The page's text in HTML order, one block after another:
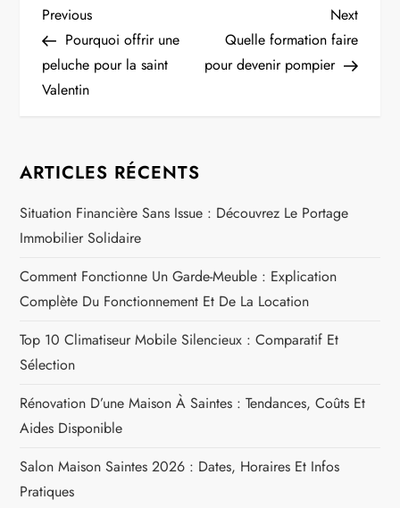
N
a
v
g
a
t
i
o
n
d
e
Previous
Post
Previous
Pourquoi offrir une
peluche pour la saint
Valentin
Next
Post
Next
Quelle formation faire
pour devenir pompier
ARTICLES RÉCENTS
Situation Financière Sans Issue : Découvrez Le Portage
Immobilier Solidaire
Comment Fonctionne Un Garde-Meuble : Explication
Complète Du Fonctionnement Et De La Location
Top 10 Climatiseur Mobile Silencieux : Comparatif Et
Sélection
Rénovation D’une Maison À Saintes : Tendances, Coûts Et
Aides Disponible
Salon Maison Saintes 2026 : Dates, Horaires Et Infos
Pratiques